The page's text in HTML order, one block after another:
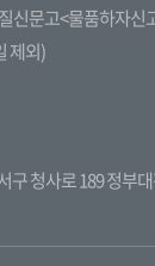
신문고<물품하자신
제외)
구 청사로 189 정부